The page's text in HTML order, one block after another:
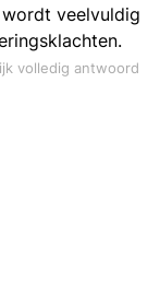
veelvuldig
volledig antwoord